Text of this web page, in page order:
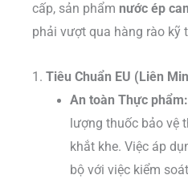
cấp, sản phẩm nước ép
phải vượt qua hàng rào kỹ
1. Tiêu Chuẩn EU (Liên
An toàn Thực phẩm:
lượng thuốc bảo vệ
khắt khe. Việc áp
bộ với việc kiểm